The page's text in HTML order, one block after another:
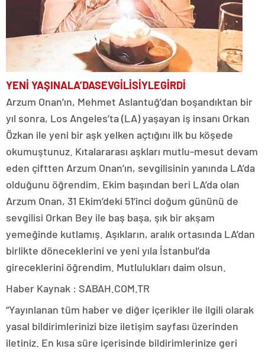
YENİ YAŞINALA’DASEVGİLİSİYLEGİRDİ
Arzum Onan’ın, Mehmet Aslantuğ’dan boşandıktan bir
yıl sonra, Los Angeles’ta (LA) yaşayan iş insanı Orkan
Özkan ile yeni bir aşk yelken açtığını ilk bu köşede
okumuştunuz. Kıtalararası aşkları mutlu-mesut devam
eden çiftten Arzum Onan’ın, sevgilisinin yanında LA’da
olduğunu öğrendim. Ekim başından beri LA’da olan
Arzum Onan, 31 Ekim’deki 51’inci doğum gününü de
sevgilisi Orkan Bey ile baş başa, şık bir akşam
yemeğinde kutlamış. Aşıkların, aralık ortasında LA’dan
birlikte döneceklerini ve yeni yıla İstanbul’da
gireceklerini öğrendim. Mutlulukları daim olsun.
Haber Kaynak : SABAH.COM.TR
“Yayınlanan tüm haber ve diğer içerikler ile ilgili olarak
yasal bildirimlerinizi bize iletişim sayfası üzerinden
iletiniz. En kısa süre içerisinde bildirimlerinize geri